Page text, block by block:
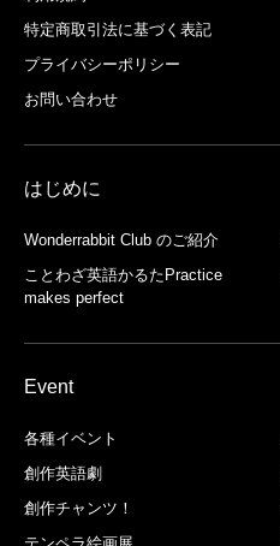
特定商取引法に基づく表記
プライバシーポリシー
お問い合わせ
はじめに
Wonderrabbit Club のご紹介
ことわざ英語かるたPractice
makes perfect
Event
各種イベント
創作英語劇
創作チャンツ！